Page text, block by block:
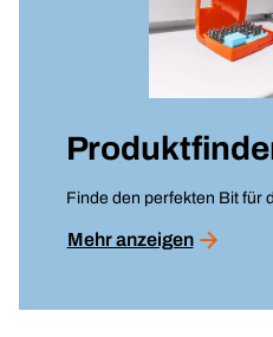
Finde den perfekten Bit für
Mehr anzeigen